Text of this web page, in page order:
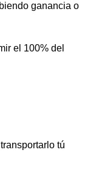
ganancia o
el 100% del
tú